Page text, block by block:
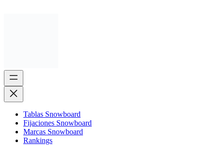
Tablas Snowboard
Fijaciones Snowboard
Marcas Snowboard
Rankings